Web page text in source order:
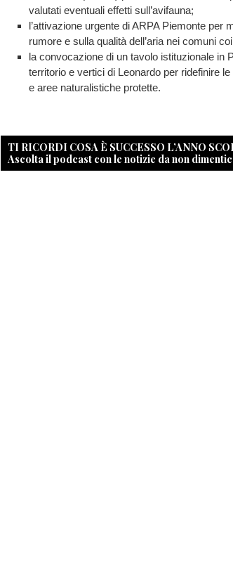
valutati eventuali effetti sull’avifauna;
l’attivazione urgente di ARPA Piemonte per
rumore e sulla qualità dell’aria nei comuni
la convocazione di un tavolo istituzionale in
territorio e vertici di Leonardo per ridefinire
e aree naturalistiche protette.
TI RICORDI COSA È SUCCESSO L’ANNO
Ascolta il podcast con le notizie da non